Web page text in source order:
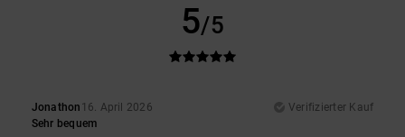
5/5
Jonathon 16. April 2026
Verifizierter Kauf
Sehr bequem